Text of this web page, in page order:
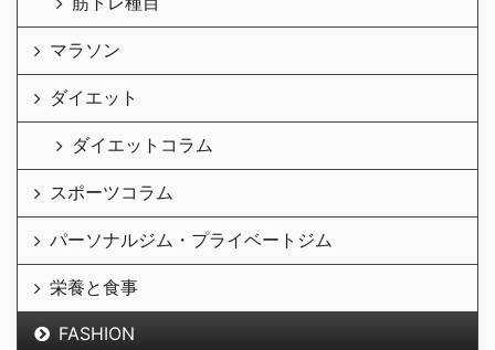
マラソン
ダイエット
ダイエットコラム
スポーツコラム
パーソナルジム・プライベートジム
栄養と食事
FASHION